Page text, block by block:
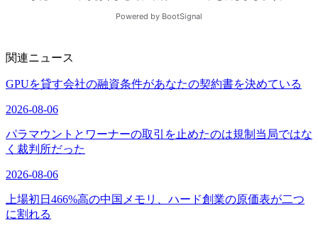
関連ニュース
GPUを貸す会社の融資条件があなたの契約書を決めている
2026-08-06
パラマウントとワーナーの取引を止めたのは規制当局ではな
く裁判所だった
2026-08-06
上場初日466%高の中国メモリ、ハード創業の原価表が二つ
に割れる